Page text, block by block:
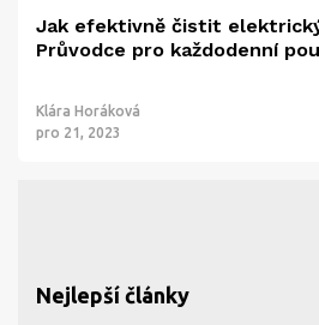
Jak efektivně čistit
Průvodce pro každodenní
Klára Horáková
pro 21, 2023
Nejlepší články